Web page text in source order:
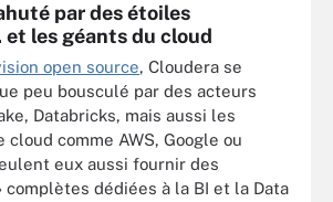
par des étoiles
les géants du cloud
open source, Cloudera se
peu bousculé par des acteurs
Databricks, mais aussi les
comme AWS, Google ou
eux aussi fournir des
complètes dédiées à la BI et la Data